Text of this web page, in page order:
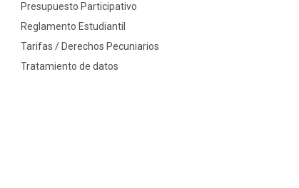
Presupuesto Participativo
Reglamento Estudiantil
Tarifas / Derechos Pecuniarios
Tratamiento de datos